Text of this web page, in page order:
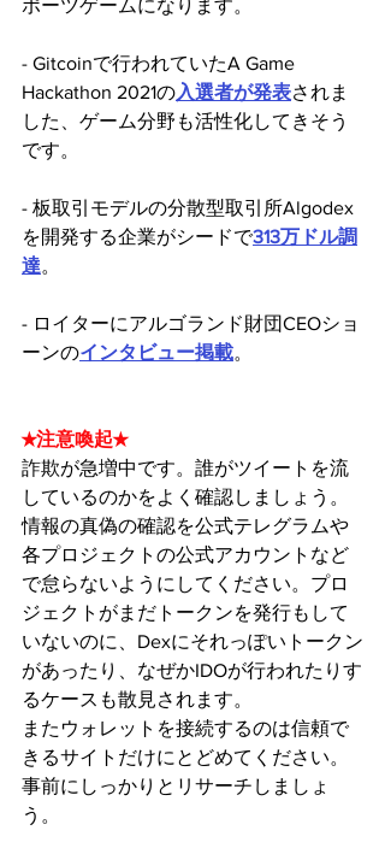
ポーツゲームになります。
- Gitcoinで行われていたA Game
Hackathon 2021の入選者が発表されま
した、ゲーム分野も活性化してきそう
です。
- 板取引モデルの分散型取引所Algodex
を開発する企業がシードで313万ドル調
達。
- ロイターにアルゴランド財団CEOショ
ーンのインタビュー掲載。
★注意喚起★
詐欺が急増中です。誰がツイートを流
しているのかをよく確認しましょう。
情報の真偽の確認を公式テレグラムや
各プロジェクトの公式アカウントなど
で怠らないようにしてください。プロ
ジェクトがまだトークンを発行もして
いないのに、Dexにそれっぽいトークン
があったり、なぜかIDOが行われたりす
るケースも散見されます。
またウォレットを接続するのは信頼で
きるサイトだけにとどめてください。
事前にしっかりとリサーチしましょ
う。